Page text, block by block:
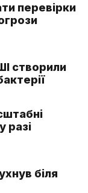
перевірки
створили
разі
біля